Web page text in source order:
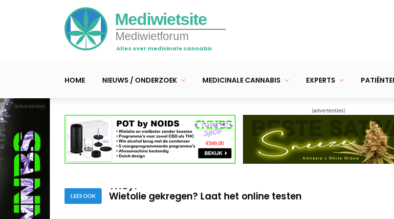
(advertentie)
Mediwietsite
Mediwietforum
Alles over medicinale cannabis
HOME NIEUWS / ONDERZOEK MEDICINALE CANNABIS EXPERTS
(advertenties)
LEES OOK
Wietolie met terpenen aanvullen voor een specifiek effect
Nederlandse video >> Kun je duizelig worden van wietolie
THC)?
Wietolie met terpenen aanvullen voor een specifiek effect